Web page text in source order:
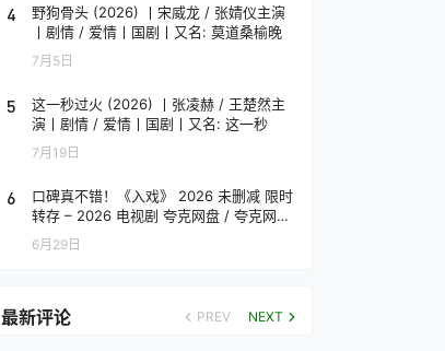
4
野狗骨头 (2026) 丨宋威龙 / 张婧仪主演
丨剧情 / 爱情丨国剧丨又名: 莫道桑榆晚
7月5日
5
这一秒过火 (2026) 丨张凌赫 / 王楚然主
演丨剧情 / 爱情丨国剧丨又名: 这一秒
7月19日
6
口碑真不错！《入戏》 2026 未删减 限时
转存 – 2026 电视剧 夸克网盘 / 夸克网盘
高清转存
6月29日
最新评论 PREV NEXT